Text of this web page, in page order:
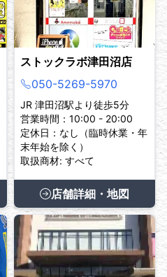
ストックラボ津田沼店
050-5269-5970
JR 津田沼駅より徒歩5分
営業時間：10:00 - 20:00
定休日：なし（臨時休業・年
末年始を除く）
取扱商材: すべて
店舗詳細・地図